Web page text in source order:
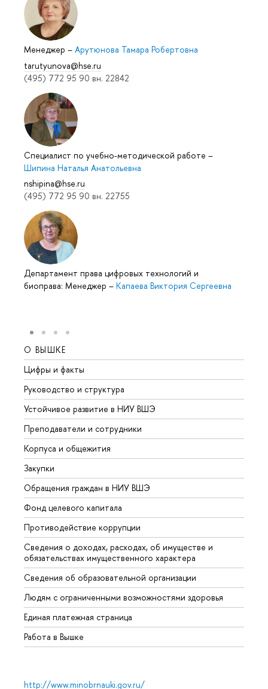
Менеджер – Арутюнова Тамара Робертовна
tarutyunova@hse.ru
(495) 772 95 90 вн. 22842
Специалист по учебно-методической работе –
Шипина Наталья Анатольевна
nshipina@hse.ru
(495) 772 95 90 вн. 22755
Департамент права цифровых технологий и
биоправа: Менеджер – Капаева Виктория Сергеевна
О ВЫШКЕ
Цифры и факты
Руководство и структура
Устойчивое развитие в НИУ ВШЭ
Преподаватели и сотрудники
Корпуса и общежития
Закупки
Обращения граждан в НИУ ВШЭ
Фонд целевого капитала
Противодействие коррупции
Сведения о доходах, расходах, об имуществе и
обязательствах имущественного характера
Сведения об образовательной организации
Людям с ограниченными возможностями здоровья
Единая платежная страница
Работа в Вышке
http://www.minobrnauki.gov.ru/